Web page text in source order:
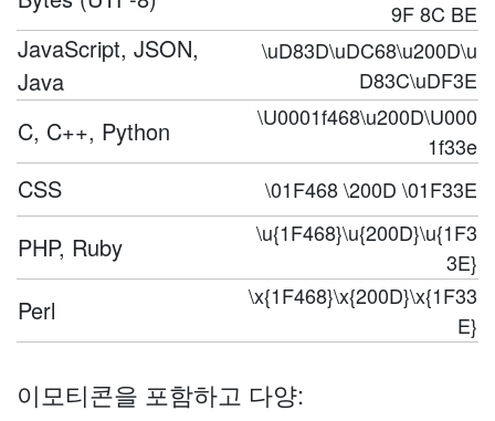
9F 8C BE
JavaScript, JSON,
Java
\uD83D\uDC68\u200D\u
D83C\uDF3E
C, C++, Python
\U0001f468\u200D\U000
1f33e
CSS \01F468 \200D \01F33E
PHP, Ruby
\u{1F468}\u{200D}\u{1F3
3E}
Perl
\x{1F468}\x{200D}\x{1F33
E}
이모티콘을 포함하고 다양: